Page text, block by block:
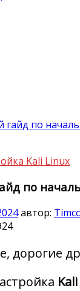
по
Kali Linux
по
автор:
дорогие